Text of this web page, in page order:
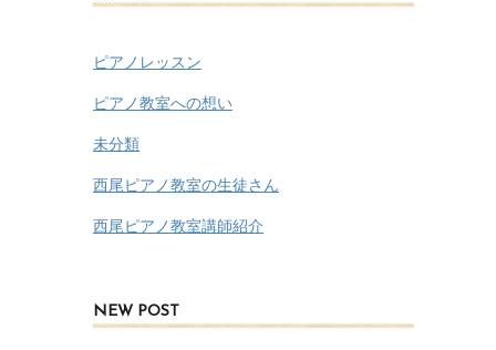
ピアノレッスン
ピアノ教室への想い
未分類
西尾ピアノ教室の生徒さん
西尾ピアノ教室講師紹介
NEW POST